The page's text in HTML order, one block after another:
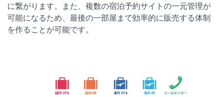
に繋がります。また、複数の宿泊予約サイトの一元管理が
可能になるため、最後の一部屋まで効率的に販売する体制
を作ることが可能です。